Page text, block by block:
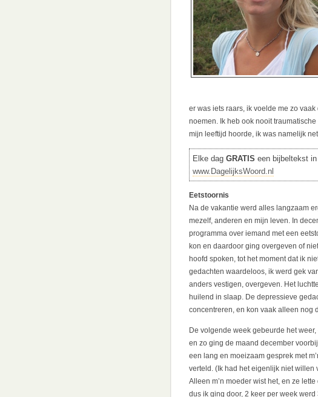
er was iets raars, ik voelde me zo
noemen. Ik heb ook nooit
mijn leeftijd hoorde, ik was namelijk
Elke dag GRATIS een bijbeltekst
www.DagelijksWoord.nl
Eetstoornis
Na de vakantie werd alles langzaam
mezelf, anderen en mijn leven. In
programma over iemand met een
kon en daardoor ging overgeven of
hoofd spoken, tot het moment dat ik
gedachten waardeloos, ik werd gek
anders vestigen, overgeven. Het
huilend in slaap. De depressieve
concentreren, en kon vaak alleen nog
De volgende week gebeurde het
en zo ging de maand december
een lang en moeizaam gesprek met
verteld. (Ik had het eigenlijk niet
Alleen m’n moeder wist het, en ze
dus ik ging door, 2 keer per week